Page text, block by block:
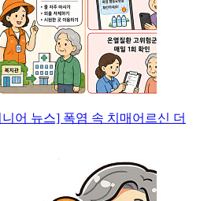
어 뉴스] 폭염 속 치매어르신 더